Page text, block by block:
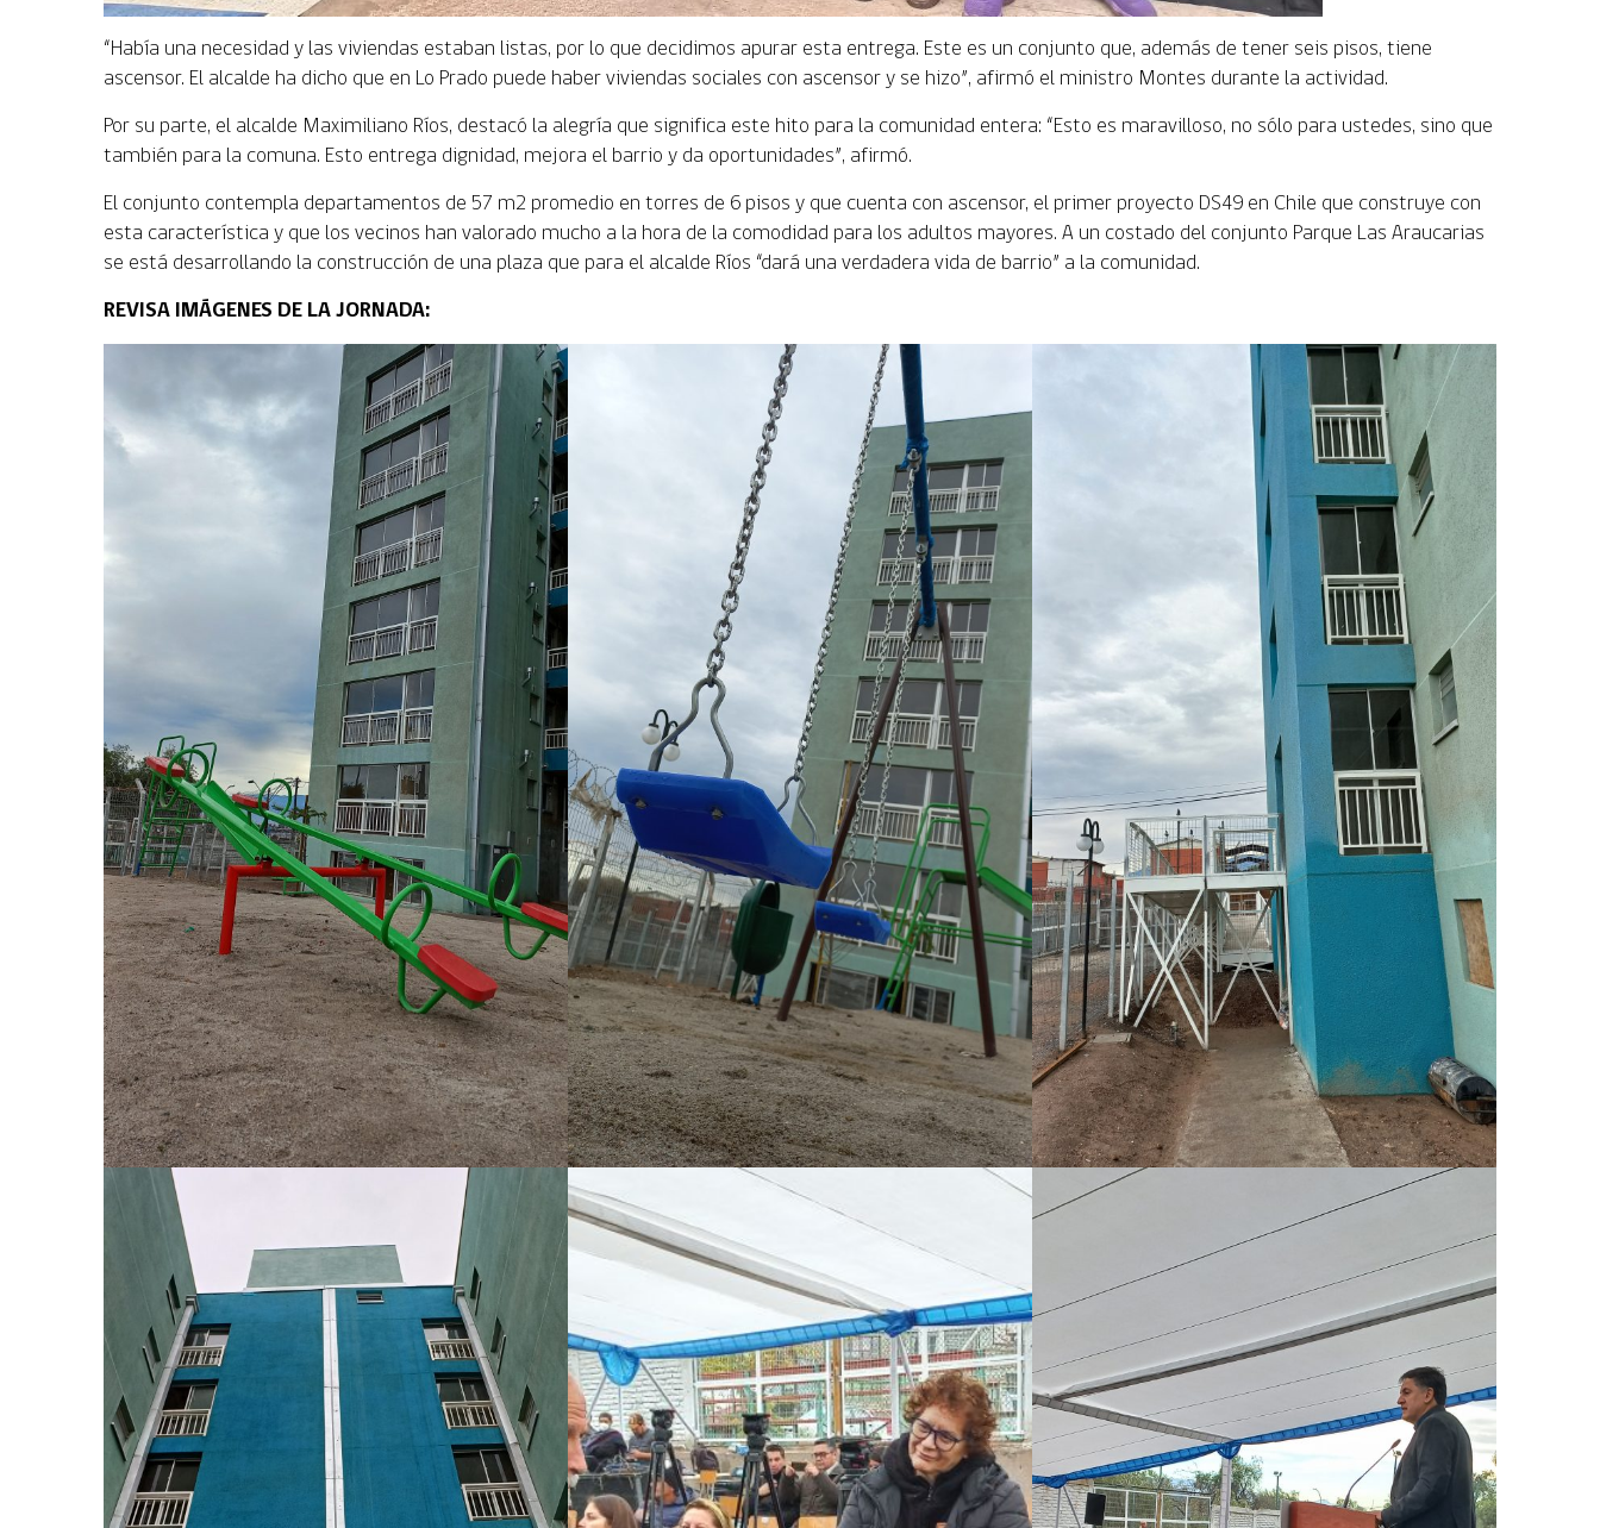
“Había una necesidad y las viviendas estaban listas, por lo que decidimos apurar esta entrega. Este es un conjunto que, además de tener seis pisos, tiene
ascensor. El alcalde ha dicho que en Lo Prado puede haber viviendas sociales con ascensor y se hizo”, afirmó el ministro Montes durante la actividad.
Por su parte, el alcalde Maximiliano Ríos, destacó la alegría que significa este hito para la comunidad entera: “Esto es maravilloso, no sólo para ustedes, sino que
también para la comuna. Esto entrega dignidad, mejora el barrio y da oportunidades”, afirmó.
El conjunto contempla departamentos de 57 m2 promedio en torres de 6 pisos y que cuenta con ascensor, el primer proyecto DS49 en Chile que construye con
esta característica y que los vecinos han valorado mucho a la hora de la comodidad para los adultos mayores. A un costado del conjunto Parque Las Araucarias
se está desarrollando la construcción de una plaza que para el alcalde Ríos “dará una verdadera vida de barrio” a la comunidad.
REVISA IMÁGENES DE LA JORNADA: